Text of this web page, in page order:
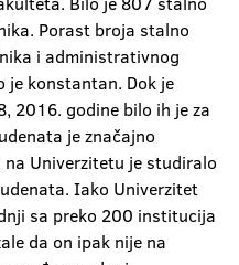
Porast broja stalno
i administrativnog
je konstantan. Dok je
2016. godine bilo ih je za
je značajno
Univerzitetu je studiralo
Iako Univerzitet
sa preko 200 institucija
da on ipak nije na